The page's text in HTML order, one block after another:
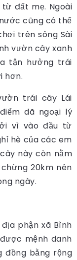
đất mẹ. Ngoài
cũng có thể
trên sông Sài
vườn cây xanh
tận hưởng trái
hơn.
trái cây Lái
dã ngoại lý
vì vào đầu từ
hè của các em
này còn nằm
20km nên
ngày.
phận xã Bình
mệnh danh
đồng bằng rộng